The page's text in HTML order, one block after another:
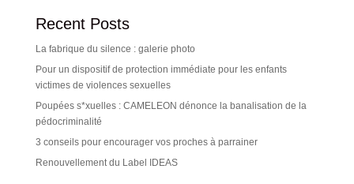
Recent Posts
La fabrique du silence : galerie photo
Pour un dispositif de protection immédiate pour les enfants
victimes de violences sexuelles
Poupées s*xuelles : CAMELEON dénonce la banalisation de la
pédocriminalité
3 conseils pour encourager vos proches à parrainer
Renouvellement du Label IDEAS